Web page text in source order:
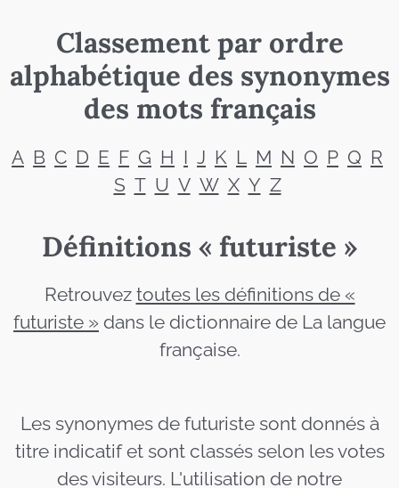
Classement par ordre
alphabétique des synonymes
des mots français
A B C D E F G H I J K L M N O P Q R
S T U V W X Y Z
Définitions « futuriste »
Retrouvez toutes les définitions de «
futuriste » dans le dictionnaire de La langue
française.
Les synonymes de futuriste sont donnés à
titre indicatif et sont classés selon les votes
des visiteurs. L'utilisation de notre